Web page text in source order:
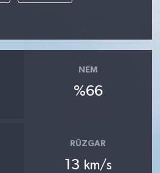
NEM
%66
RÜZGAR
13 km/s